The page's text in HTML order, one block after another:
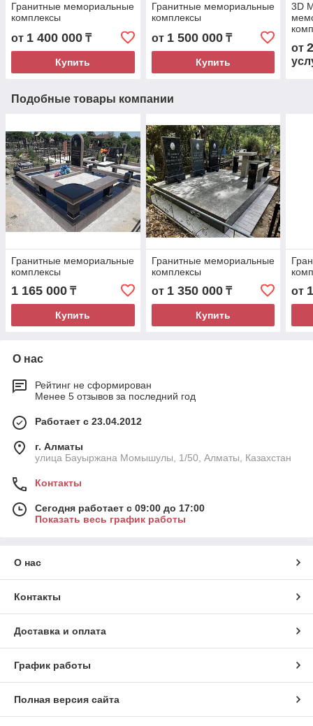
Гранитные мемориальные
комплексы
от 1 400 000 ₸
Купить
Гранитные мемориальные
комплексы
от 1 500 000₸
Купить
3D
от
Подобные товары компании
Гранитные мемориальные
комплексы
1 165 000 ₸
Купить
Гранитные мемориальные
комплексы
от 1 350 000₸
Купить
от
О нас
Рейтинг не сформирован
Менее 5 отзывов за последний год
Работает с 23.04.2012
г. Алматы
улица Бауыржана Момышулы, 1/50, Алматы, Казахстан
Контакты
Сегодня работает с 09:00 до 17:00
Показать весь график работы
О нас
Контакты
Доставка и оплата
График работы
Полная версия сайта